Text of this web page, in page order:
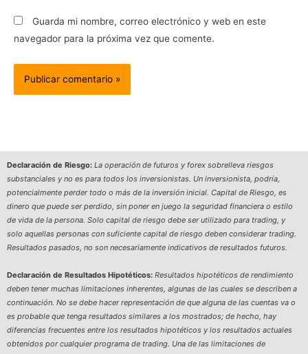
Guarda mi nombre, correo electrónico y web en este
navegador para la próxima vez que comente.
Declaración de Riesgo: La operación de futuros y forex sobrelleva riesgos
substanciales y no es para todos los inversionistas. Un inversionista, podría,
potencialmente perder todo o más de la inversión inicial. Capital de Riesgo, es
dinero que puede ser perdido, sin poner en juego la seguridad financiera o estilo
de vida de la persona. Solo capital de riesgo debe ser utilizado para trading, y
solo aquellas personas con suficiente capital de riesgo deben considerar trading.
Resultados pasados, no son necesariamente indicativos de resultados futuros.
Declaración de Resultados Hipotéticos: Resultados hipotéticos de rendimiento
deben tener muchas limitaciones inherentes, algunas de las cuales se describen a
continuación. No se debe hacer representación de que alguna de las cuentas va o
es probable que tenga resultados similares a los mostrados; de hecho, hay
diferencias frecuentes entre los resultados hipotéticos y los resultados actuales
obtenidos por cualquier programa de trading. Una de las limitaciones de